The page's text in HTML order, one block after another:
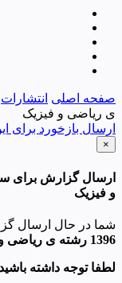
صفحه اصلی انتشارات
ی ریاضی و فیزیک
ارسال بازخورد برای
×
و فیزیک
شما در حال ارسال
1396 رشته ی ریاضی و فیزیک
لطفا توجه داشته